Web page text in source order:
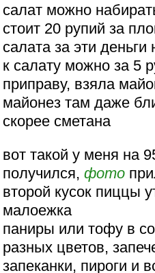
салат можно
стоит 20 рупий за
салата за эти
к салату можно за 5
приправу, взяла
майонез там даже
скорее сметана
вот такой у меня на
получился,фото
второй кусок пиццы
малоежка
паниры или тофу в
разных цветов,
запеканки, пироги и